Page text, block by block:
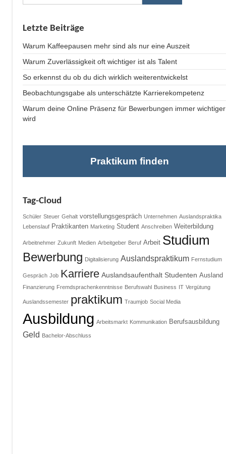
Letzte Beiträge
Warum Kaffeepausen mehr sind als nur eine Auszeit
Warum Zuverlässigkeit oft wichtiger ist als Talent
So erkennst du ob du dich wirklich weiterentwickelst
Beobachtungsgabe als unterschätzte Karrierekompetenz
Warum deine Online Präsenz für Bewerbungen immer wichtiger
wird
Praktikum finden
Tag-Cloud
Schüler Steuer Gehalt vorstellungsgespräch Unternehmen Auslandspraktika
Lebenslauf Praktikanten Marketing Student Anschreiben Weiterbildung
Arbeitnehmer Zukunft Medien Arbeitgeber Beruf Arbeit Studium
Bewerbung Digitalisierung Auslandspraktikum Fernstudium
Gespräch Job Karriere Auslandsaufenthalt Studenten Ausland
Finanzierung Fremdsprachenkenntnisse Berufswahl Business IT Vergütung
Auslandssemester praktikum Traumjob Social Media
Ausbildung Arbeitsmarkt Kommunikation Berufsausbildung
Geld Bachelor-Abschluss